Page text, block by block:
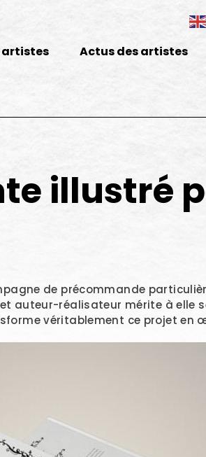
artistes Actus des artistes
illustré
de précommande
auteur-réalisateur mérite à elle
véritablement ce projet en